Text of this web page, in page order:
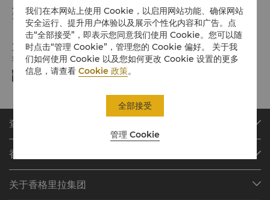
入住：下午 2 点
退房：中午 12 点
支付方式
我们接受指定平台的在线支付方式:
查找或预订
查找预订
餐厅与酒吧
香格里拉会
加入香格里拉会
关于香格里拉集团
我们在本网站上使用 Cookie，以启用网站功能、确保网站
安全运行、提升用户体验以及展示个性化内容和广告。点
击“全部接受”，即表示您同意我们使用 Cookie。您可以随
时点击“管理 Cookie”，管理您的 Cookie 偏好。 关于我
们如何使用 Cookie 以及您如何更改 Cookie 设置的更多
信息，请查看Cookie 政策。
管理 Cookie
全部接受